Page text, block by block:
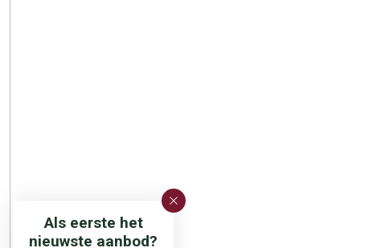
Als eerste het
nieuwste aanbod?